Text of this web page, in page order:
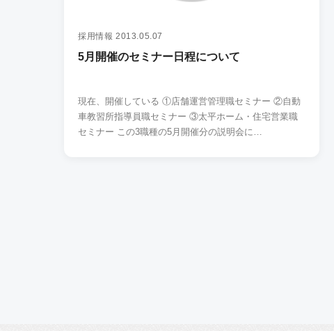
採用情報 2013.05.07
5月開催のセミナー日程について
現在、開催している ①店舗運営管理職セミナー ②自動
車教習所指導員職セミナー ③太平ホーム・住宅営業職
セミナー この3職種の5月開催分の説明会に…